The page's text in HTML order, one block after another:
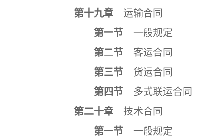
第十九章 运输合同
第一节 一般规定
第二节 客运合同
第三节 货运合同
第四节 多式联运合同
第二十章 技术合同
第一节 一般规定